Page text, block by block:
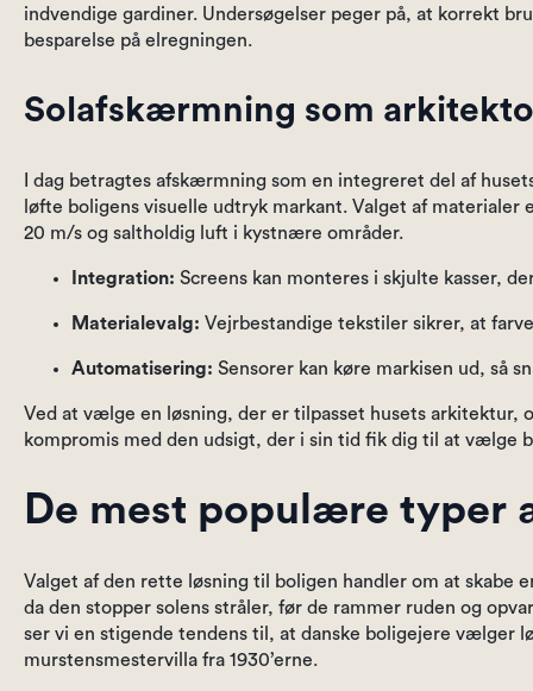
indvendige gardiner. Undersøgelser peger på, at korrekt
besparelse på elregningen.
Solafskærmning som
I dag betragtes afskærmning som en integreret del af
løfte boligens visuelle udtryk markant. Valget af
20 m/s og saltholdig luft i kystnære områder.
Integration: Screens kan monteres i skjulte kasser,
Materialevalg: Vejrbestandige tekstiler sikrer, at
Automatisering: Sensorer kan køre markisen ud, så
Ved at vælge en løsning, der er tilpasset husets arkitektur,
kompromis med den udsigt, der i sin tid fik dig til at vælge
De mest populære typer
Valget af den rette løsning til boligen handler om at
da den stopper solens stråler, før de rammer ruden og
ser vi en stigende tendens til, at danske boligejere vælger
murstensmestervilla fra 1930’erne.